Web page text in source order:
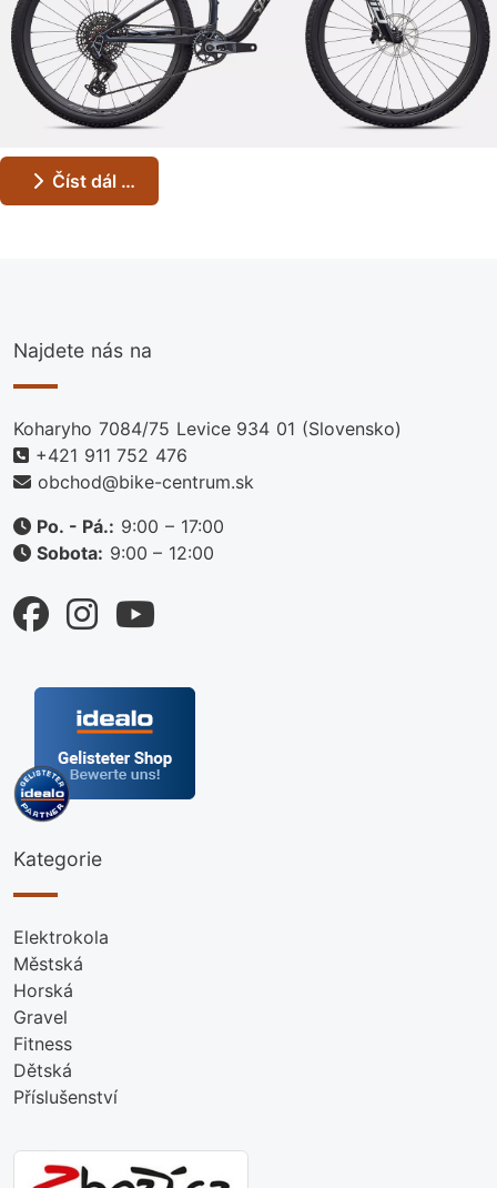
Číst dál …
Najdete nás na
Koharyho 7084/75 Levice 934 01 (Slovensko)
+421 911 752 476
obchod@bike-centrum.sk
Po. - Pá.: 9:00 – 17:00
Sobota: 9:00 – 12:00
Kategorie
Elektrokola
Městská
Horská
Gravel
Fitness
Dětská
Příslušenství